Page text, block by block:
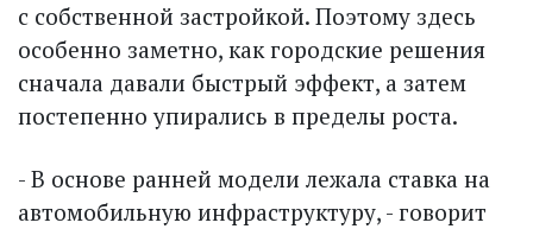
с собственной застройкой. Поэтому здесь
особенно заметно, как городские решения
сначала давали быстрый эффект, а затем
постепенно упирались в пределы роста.
- В основе ранней модели лежала ставка на
автомобильную инфраструктуру, - говорит